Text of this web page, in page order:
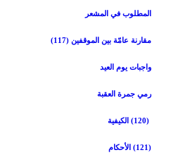
المطلوب في المشعر
مقارنة عامّة بين الموقفين (117)
واجبات يوم العيد
رمي جمرة العقبة
(120) الكيفية
(121) الأحكام